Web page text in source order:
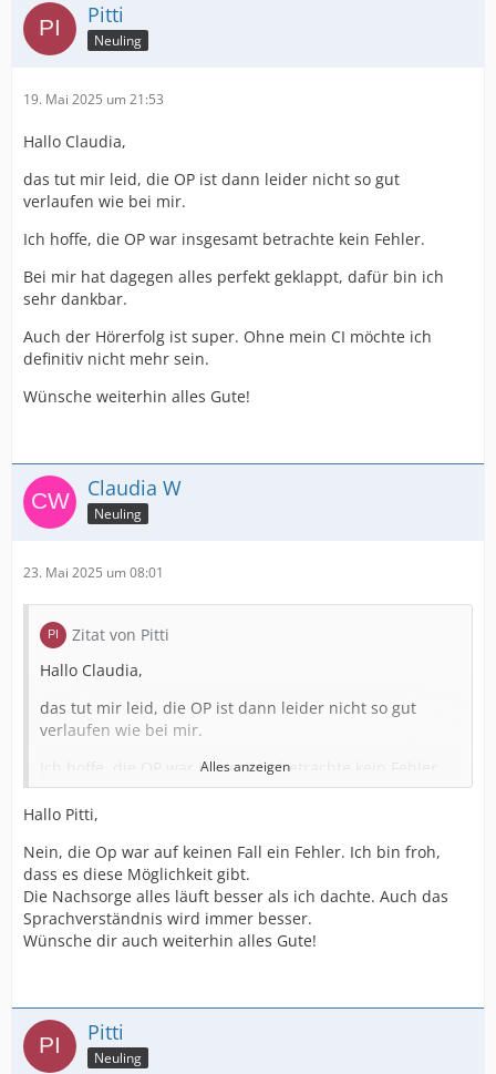
Pitti
Neuling
19. Mai 2025 um 21:53
Hallo Claudia,
das tut mir leid, die OP ist dann leider nicht so gut
verlaufen wie bei mir.
Ich hoffe, die OP war insgesamt betrachte kein Fehler.
Bei mir hat dagegen alles perfekt geklappt, dafür bin ich
sehr dankbar.
Auch der Hörerfolg ist super. Ohne mein CI möchte ich
definitiv nicht mehr sein.
Wünsche weiterhin alles Gute!
Claudia W
Neuling
23. Mai 2025 um 08:01
Zitat von Pitti
Hallo Claudia,
das tut mir leid, die OP ist dann leider nicht so gut
verlaufen wie bei mir.
Ich hoffe, die OP war insgesamt betrachte kein Fehler.
Bei mir hat dagegen alles perfekt geklappt, dafür bin ich
sehr dankbar.
Auch der Hörerfolg ist super. Ohne mein CI möchte ich
definitiv nicht mehr sein.
Wünsche weiterhin alles Gute!
Alles anzeigen
Hallo Pitti,
Nein, die Op war auf keinen Fall ein Fehler. Ich bin froh,
dass es diese Möglichkeit gibt.
Die Nachsorge alles läuft besser als ich dachte. Auch das
Sprachverständnis wird immer besser.
Wünsche dir auch weiterhin alles Gute!
Pitti
Neuling